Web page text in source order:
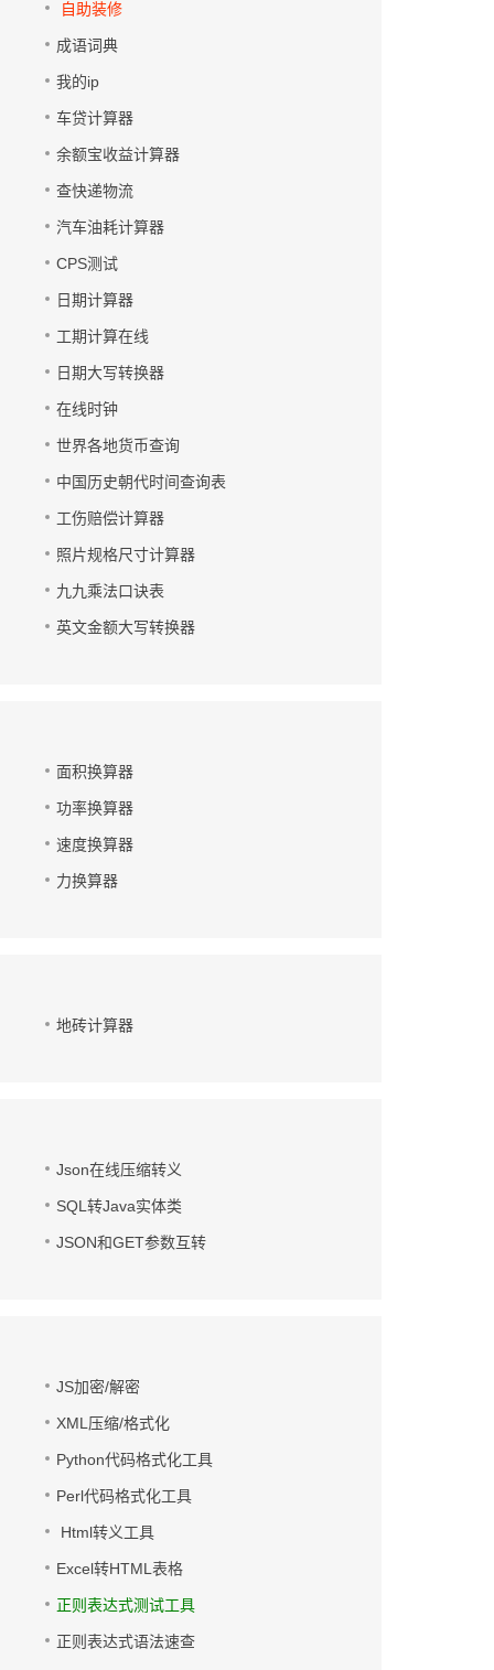
自助装修
成语词典
我的ip
车贷计算器
余额宝收益计算器
查快递物流
汽车油耗计算器
CPS测试
日期计算器
工期计算在线
日期大写转换器
在线时钟
世界各地货币查询
中国历史朝代时间查询表
工伤赔偿计算器
照片规格尺寸计算器
九九乘法口诀表
英文金额大写转换器
面积换算器
功率换算器
速度换算器
力换算器
地砖计算器
Json在线压缩转义
SQL转Java实体类
JSON和GET参数互转
JS加密/解密
XML压缩/格式化
Python代码格式化工具
Perl代码格式化工具
Html转义工具
Excel转HTML表格
正则表达式测试工具
正则表达式语法速查